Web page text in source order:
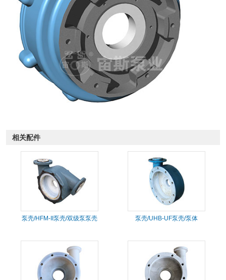
相关配件
泵壳/HFM-II泵壳/双级泵泵壳 泵壳/UHB-UF泵壳/泵体